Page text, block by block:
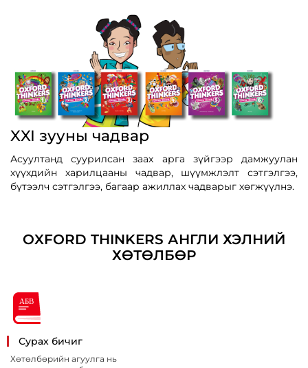
XXI зууны чадвар
Асуултанд суурилсан заах арга зүйгээр дамжуулан
хүүхдийн харилцааны чадвар, шүүмжлэлт сэтгэлгээ,
бүтээлч сэтгэлгээ, багаар ажиллах чадварыг хөгжүүлнэ.
OXFORD THINKERS АНГЛИ ХЭЛНИЙ
ХӨТӨЛБӨР
Сурах бичиг
Хөтөлбөрийн агуулга нь